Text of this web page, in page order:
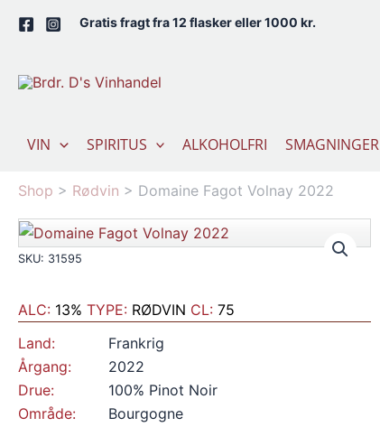
Gratis fragt fra 12 flasker eller 1000 kr.
VIN SPIRITUS ALKOHOLFRI SMAGNINGER
Shop > Rødvin > Domaine Fagot Volnay 2022
SKU: 31595
ALC: 13% TYPE: RØDVIN CL: 75
Land:
Frankrig
Årgang:
2022
Drue:
100% Pinot Noir
Område:
Bourgogne